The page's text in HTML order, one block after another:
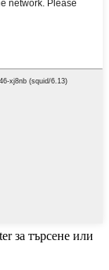
за търсене или